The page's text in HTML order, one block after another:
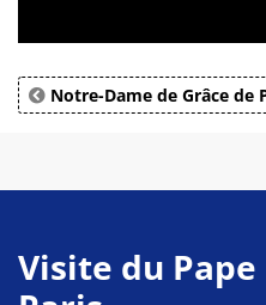
Notre-Dame de Grâce de
Visite du Pape